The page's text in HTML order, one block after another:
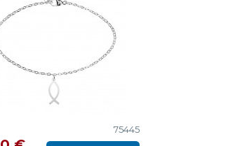
75445